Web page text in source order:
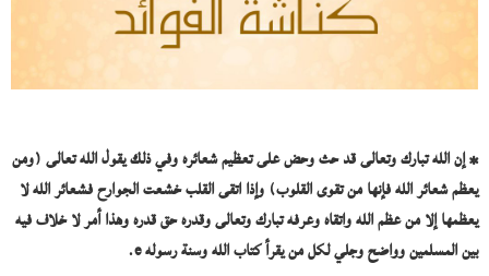
* إن الله تبارك وتعالى قد حث وحض على تعظيم شعائره وفي ذلك يقول الله تعالى (ومن
يعظم شعائر الله فإنها من تقوى القلوب) وإذا اتقى القلب خشعت الجوارح فشعائر الله لا
يعظمها إلا من عظم الله واتقاه وعرفه تبارك وتعالى وقدره حق قدره وهذا أمر لا خلاف فيه
بين المسلمين وواضح وجلي لكل من يقرأ كتاب الله وسنة رسولهe
.